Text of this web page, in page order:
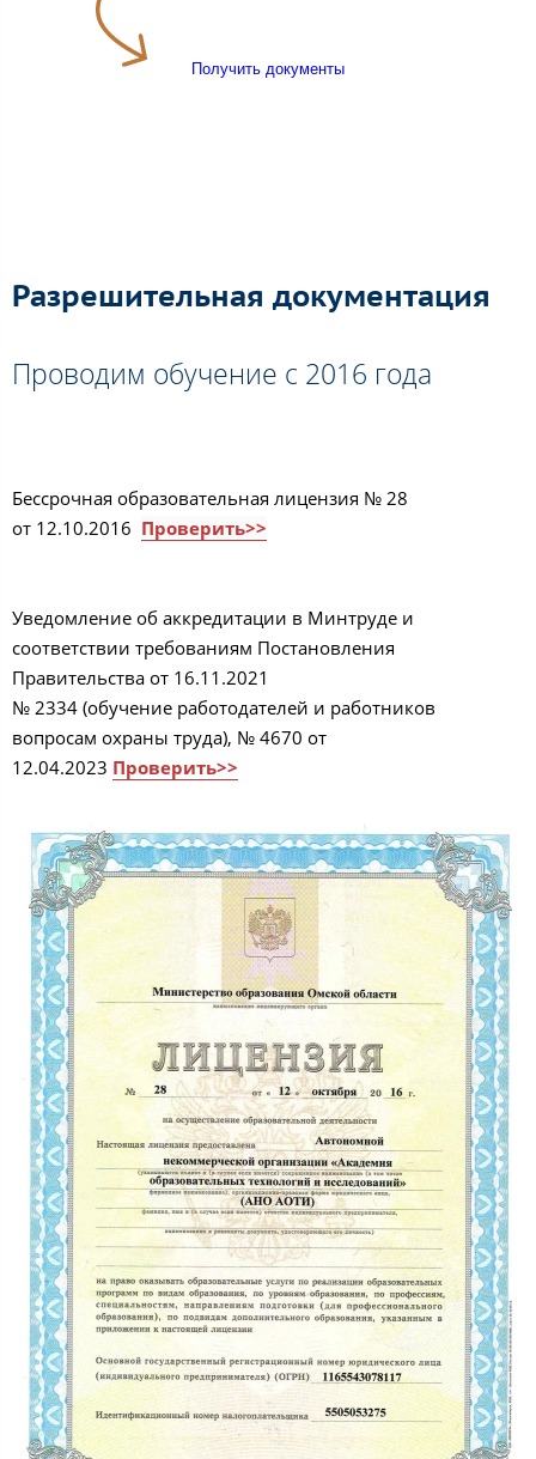
Получить документы
Разрешительная документация
Проводим обучение с 2016 года
Бессрочная образовательная лицензия № 28
от 12.10.2016 Проверить>>
Уведомление об аккредитации в Минтруде и
соответствии требованиям Постановления
Правительства от 16.11.2021
№ 2334 (обучение работодателей и работников
вопросам охраны труда), № 4670 от
12.04.2023 Проверить>>